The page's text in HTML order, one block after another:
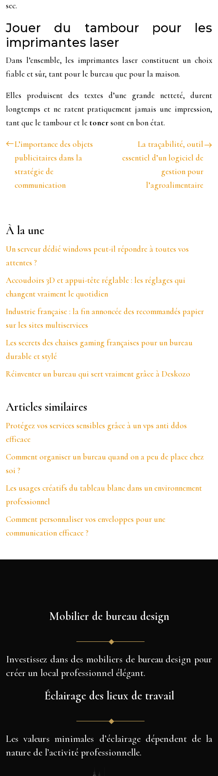
sec.
Jouer du tambour pour les
imprimantes laser
Dans l’ensemble, les imprimantes laser constituent un choix
fiable et sûr, tant pour le bureau que pour la maison.
Elles produisent des textes d’une grande netteté, durent
longtemps et ne ratent pratiquement jamais une impression,
tant que le tambour et letonersont en bon état.
L’importance des objets
publicitaires dans la
stratégie de
communication
La traçabilité, outil
essentiel d’un logiciel de
gestion pour
l’agroalimentaire
À la une
Un serveur dédié windows peut-il répondre à toutes vos
attentes ?
Accoudoirs 3D et appui-tête réglable : les réglages qui
changent vraiment le quotidien
Industrie française : la fin annoncée des recommandés papier
sur les sites multiservices
Les secrets des chaises gaming françaises pour un bureau
durable et stylé
Réinventer un bureau qui sert vraiment grâce à Deskozo
Articles similaires
Protégez vos services sensibles grâce à un vps anti ddos
efficace
Comment organiser un bureau quand on a peu de place chez
soi ?
Les usages créatifs du tableau blanc dans un environnement
professionnel
Comment personnaliser vos enveloppes pour une
communication efficace ?
Mobilier de bureau design
Investissez dans des mobiliers de bureau design pour
créer un local professionnel élégant.
Éclairage des lieux de travail
Les valeurs minimales d’éclairage dépendent de la
nature de l’activité professionnelle.